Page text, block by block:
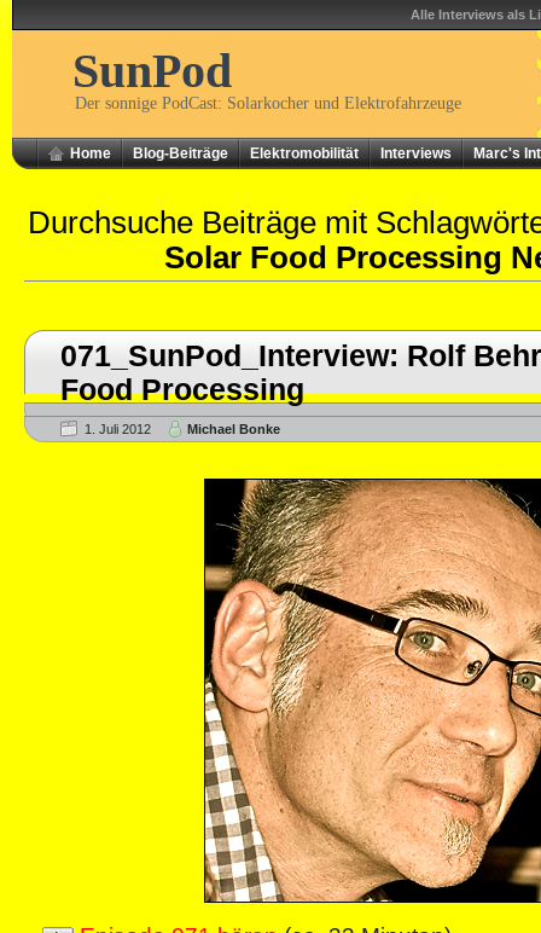
Alle Interviews als
SunPod
Der sonnige PodCast: Solarkocher und Elektrofahrzeuge
Home Blog-Beiträge Elektromobilität Interviews Marc's
Durchsuche Beiträge mit
Solar Food Processing
071_SunPod_Interview: Rolf
Food Processing
1. Juli 2012 Michael Bonke